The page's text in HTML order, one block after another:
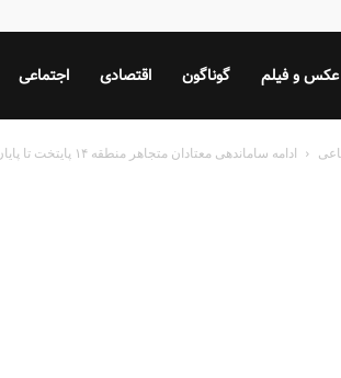
اجتماعی اقتصادی گوناگون عکس و فیلم
ادامه ساماندهی معتادان متجاهر منطقه ۱۴ پایتخت تا پایان فروردین